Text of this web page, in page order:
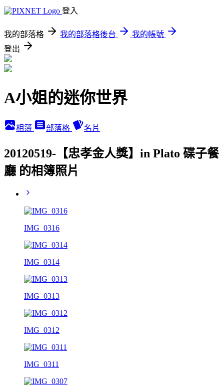
登入
我的部落格 我的部落格後台
我的帳號
登出
A小姐的迷你世界
相簿 部落格 名片
20120519-【忠孝金人獎】in Plato 碟子餐
廳 的相簿照片
IMG_0316
IMG_0314
IMG_0313
IMG_0312
IMG_0311